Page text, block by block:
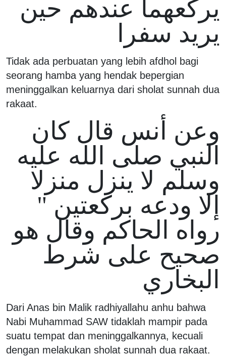
يركعهما عندهم حين
يريد سفرا
Tidak ada perbuatan yang lebih afdhol bagi
seorang hamba yang hendak bepergian
meninggalkan keluarnya dari sholat sunnah dua
rakaat.
وعن أنس قال كان
النبي صلى الله عليه
وسلم لا ينزل منزلا
إلا ودعه بركعتين "
رواه الحاكم وقال هو
صحيح على شرط
البخاري
Dari Anas bin Malik radhiyallahu anhu bahwa
Nabi Muhammad SAW tidaklah mampir pada
suatu tempat dan meninggalkannya, kecuali
dengan melakukan sholat sunnah dua rakaat.